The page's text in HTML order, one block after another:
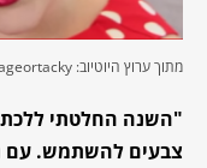
מתוך ערוץ היוטיוב: vintageortacky
"השנה החלטתי ללכת
צבעים להשתמש. עם